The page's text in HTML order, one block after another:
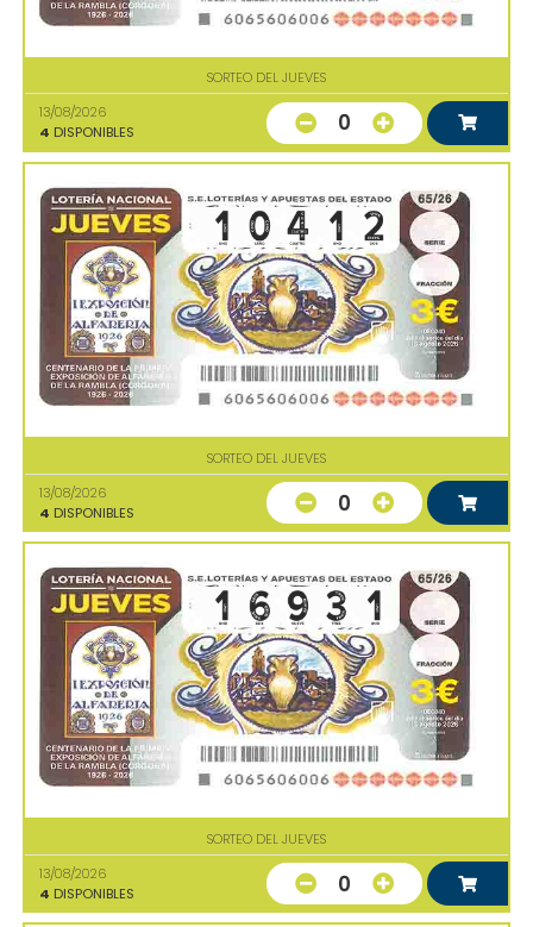
SORTEO DEL JUEVES
13/08/2026
4 DISPONIBLES 0
SORTEO DEL JUEVES
13/08/2026
4 DISPONIBLES 0
SORTEO DEL JUEVES
13/08/2026
4 DISPONIBLES 0